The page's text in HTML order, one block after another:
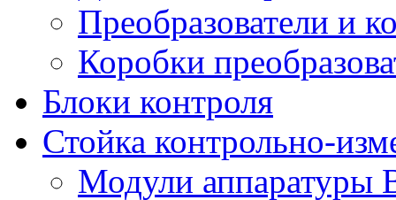
Преобразователи и
Коробки
Блоки контроля
Стойка контрольно-
Модули аппаратуры